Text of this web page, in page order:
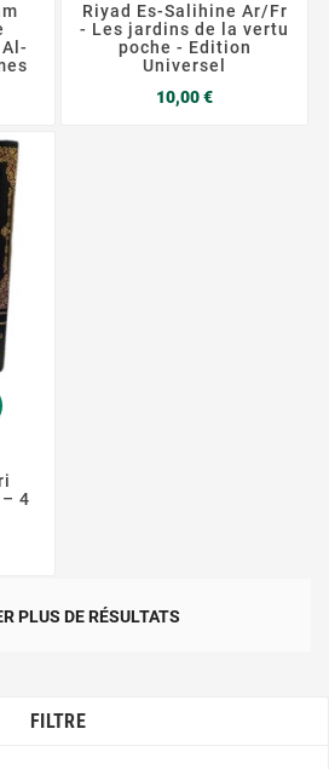
Riyad Es-Salihine Ar/Fr
- Les jardins de la vertu
poche - Edition
Universel
10,00 €Prix
4
PLUS DE RÉSULTATS
FILTRE